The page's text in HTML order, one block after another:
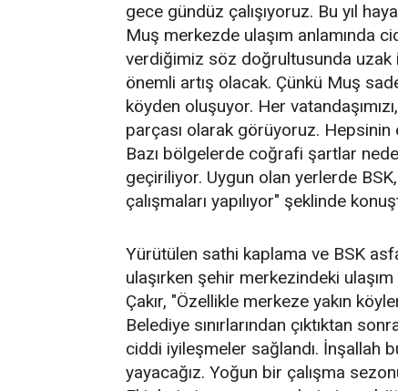
gece gündüz çalışıyoruz. Bu yıl
Muş merkezde ulaşım anlamında
verdiğimiz söz doğrultusunda uzak
önemli artış olacak. Çünkü Muş
köyden oluşuyor. Her
parçası olarak görüyoruz. Hepsinin
Bazı bölgelerde coğrafi şartlar
geçiriliyor. Uygun olan yerlerde
çalışmaları yapılıyor" şeklinde
Yürütülen sathi kaplama ve BSK
ulaşırken şehir merkezindeki
Çakır, "Özellikle merkeze yakın
Belediye sınırlarından çıktıktan
ciddi iyileşmeler sağlandı. İnşallah
yayacağız. Yoğun bir çalışma